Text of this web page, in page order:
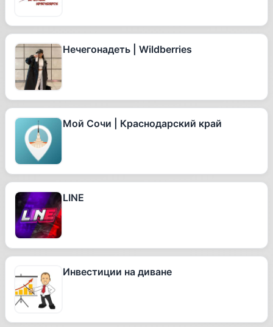
Нечегонадеть | Wildberries
Мой Сочи | Краснодарский край
LINE
Инвестиции на диване